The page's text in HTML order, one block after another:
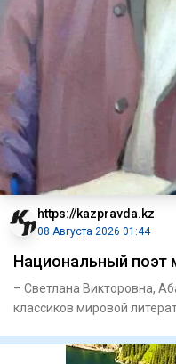
https://kazpravda.kz
08 Августа 2026 01:44
Национальный поэт
– Светлана Викторовна,
классиков мировой